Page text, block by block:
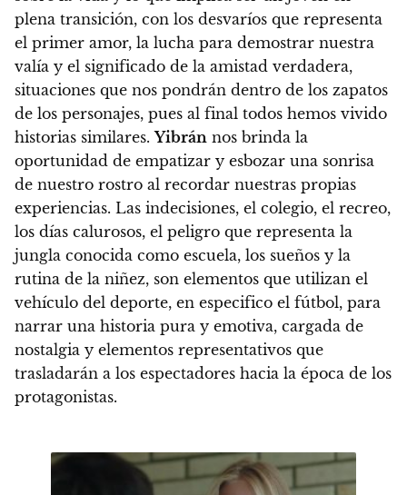
plena transición, con los desvaríos que representa
el primer amor, la lucha para demostrar nuestra
valía y el significado de la amistad verdadera,
situaciones que nos pondrán dentro de los zapatos
de los personajes, pues al final todos hemos vivido
historias similares.Yibrán nos brinda la
oportunidad de empatizar y esbozar una sonrisa
de nuestro rostro al recordar nuestras propias
experiencias. Las indecisiones, el colegio, el recreo,
los días calurosos, el peligro que representa la
jungla conocida como escuela, los sueños y la
rutina de la niñez, son elementos que utilizan el
vehículo del deporte, en especifico el fútbol, para
narrar una historia pura y emotiva, cargada de
nostalgia y elementos representativos que
trasladarán a los espectadores hacia la época de los
protagonistas.